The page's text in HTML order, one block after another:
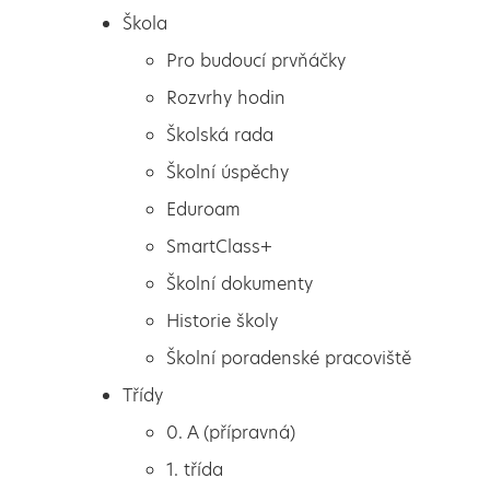
Pro budoucí prvňáčky
Rozvrhy hodin
Školská rada
Škola
Pro budoucí prvňáčky
Rozvrhy hodin
Školská rada
Školní úspěchy
Eduroam
SmartClass+
Školní dokumenty
Historie školy
Školní poradenské pracoviště
Třídy
0. A (přípravná)
1. třída
Divadlo